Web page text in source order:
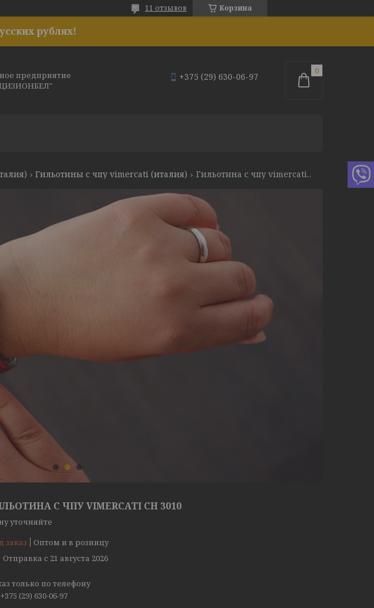
Корзина
11 отзывов
рублях!
предприятие
+375 (29) 630-06-97
Гильотины с чпу vimercati (италия) Гильотина с чпу vimercati ch 3010
С ЧПУ VIMERCATI CH 3010
уточняйте
заказ
Оптом и в розницу
Отправка с 21 августа 2026
только по телефону
+375 (29) 630-06-97